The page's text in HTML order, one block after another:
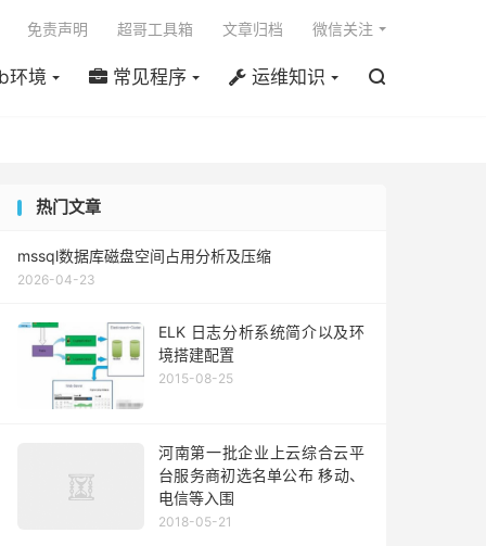
环境 常见程序 运维知识 
免责声明 超哥工具箱 文章归档 微信关注
热门文章
mssql数据库磁盘空间占用分析及压缩
2026-04-23
ELK 日志分析系统简介以及环
境搭建配置
2015-08-25
河南第一批企业上云综合云平
台服务商初选名单公布 移动、
电信等入围
2018-05-21